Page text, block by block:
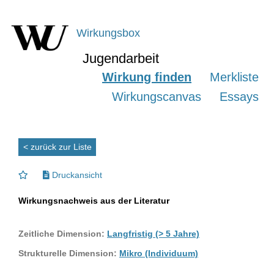
Wirkungsbox
Jugendarbeit
Wirkung finden
Merkliste
Wirkungscanvas
Essays
< zurück zur Liste
Druckansicht
Wirkungsnachweis aus der Literatur
Zeitliche Dimension: Langfristig (> 5 Jahre)
Strukturelle Dimension: Mikro (Individuum)